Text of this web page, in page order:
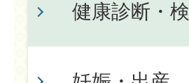
健康診断・